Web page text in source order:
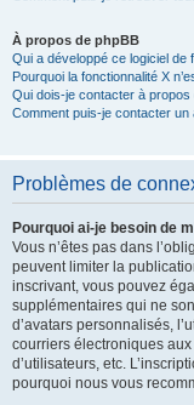
À propos de phpBB
Qui a développé ce logiciel de
Pourquoi la fonctionnalité X
Qui dois-je contacter à propos
Comment puis-je contacter
Problèmes de
Pourquoi ai-je besoin de
Vous n’êtes pas dans
peuvent limiter la
inscrivant, vous pouvez
supplémentaires qui ne
d’avatars personnalisés,
courriers électroniques
d’utilisateurs, etc.
pourquoi nous vous